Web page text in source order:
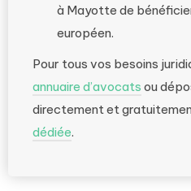
à Mayotte de
européen.
Pour tous vos besoins
annuaire d’avocats ou
directement et
dédiée.